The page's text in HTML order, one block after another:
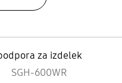
za izdelek
SGH-600WR